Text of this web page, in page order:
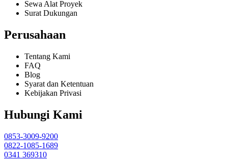
Sewa Alat Proyek
Surat Dukungan
Perusahaan
Tentang Kami
FAQ
Blog
Syarat dan Ketentuan
Kebijakan Privasi
Hubungi Kami
0853-3009-9200
0822-1085-1689
0341 369310